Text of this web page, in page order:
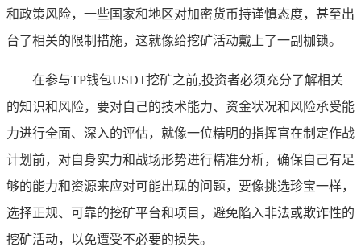
和政策风险，一些国家和地区对加密货币持谨慎态度，甚至出
台了相关的限制措施，这就像给挖矿活动戴上了一副枷锁。
在参与TP钱包USDT挖矿之前,投资者必须充分了解相关
的知识和风险，要对自己的技术能力、资金状况和风险承受能
力进行全面、深入的评估，就像一位精明的指挥官在制定作战
计划前，对自身实力和战场形势进行精准分析，确保自己有足
够的能力和资源来应对可能出现的问题，要像挑选珍宝一样，
选择正规、可靠的挖矿平台和项目，避免陷入非法或欺诈性的
挖矿活动，以免遭受不必要的损失。